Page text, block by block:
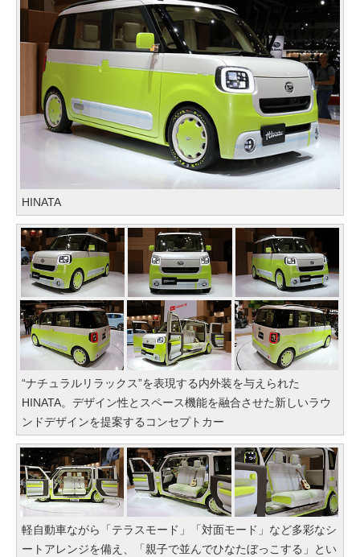
HINATA
“ナチュラルリラックス”を表現する内外装を与えられた
HINATA。デザイン性とスペース機能を融合させた新しいラウ
ンドデザインを提案するコンセプトカー
軽自動車ながら「テラスモード」「対面モード」など多彩なシ
ートアレンジを備え、「親子で並んでひなたぼっこする」とい